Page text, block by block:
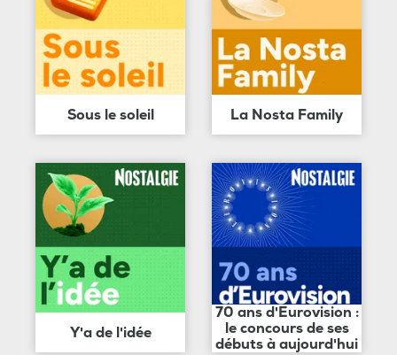
Sous le soleil La Nosta Family
Y'a de l'idée
70 ans d'Eurovision :
le concours de ses
débuts à aujourd'hui